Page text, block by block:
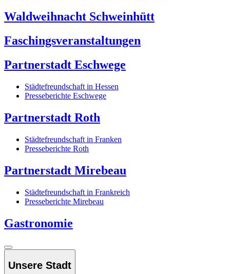
Waldweihnacht Schweinhütt
Faschingsveranstaltungen
Partnerstadt Eschwege
Städtefreundschaft in Hessen
Presseberichte Eschwege
Partnerstadt Roth
Städtefreundschaft in Franken
Presseberichte Roth
Partnerstadt Mirebeau
Städtefreundschaft in Frankreich
Presseberichte Mirebeau
Gastronomie
Unsere Stadt